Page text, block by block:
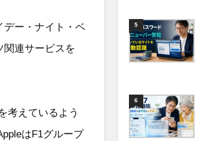
デー・ナイト・ベ
関連サービスを
考えているよう
はF1グループ
5
6